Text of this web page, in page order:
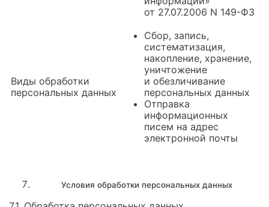
от 27.07.2006 N 149-ФЗ
Виды обработки
персональных данных
Сбор, запись,
систематизация,
накопление, хранение,
уничтожение
и обезличивание
персональных данных
Отправка
информационных
писем на адрес
электронной почты
Условия обработки персональных данных